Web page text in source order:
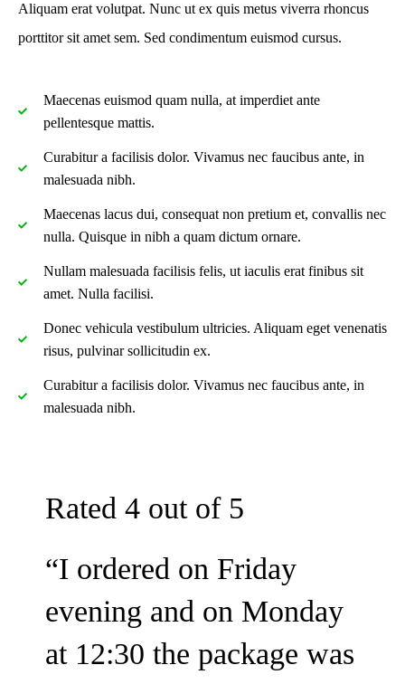
Aliquam erat volutpat. Nunc ut ex quis metus viverra rhoncus
porttitor sit amet sem. Sed condimentum euismod cursus.
Maecenas euismod quam nulla, at imperdiet ante
pellentesque mattis.
Curabitur a facilisis dolor. Vivamus nec faucibus ante, in
malesuada nibh.
Maecenas lacus dui, consequat non pretium et, convallis nec
nulla. Quisque in nibh a quam dictum ornare.
Nullam malesuada facilisis felis, ut iaculis erat finibus sit
amet. Nulla facilisi.
Donec vehicula vestibulum ultricies. Aliquam eget venenatis
risus, pulvinar sollicitudin ex.
Curabitur a facilisis dolor. Vivamus nec faucibus ante, in
malesuada nibh.
“I ordered on Friday
evening and on Monday
at 12:30 the package was
Rated 4 out of 5